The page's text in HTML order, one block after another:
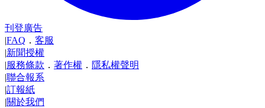
刊登廣告
|FAQ ． 客服
|新聞授權
|服務條款 ． 著作權 ． 隱私權聲明
|聯合報系
|訂報紙
|關於我們